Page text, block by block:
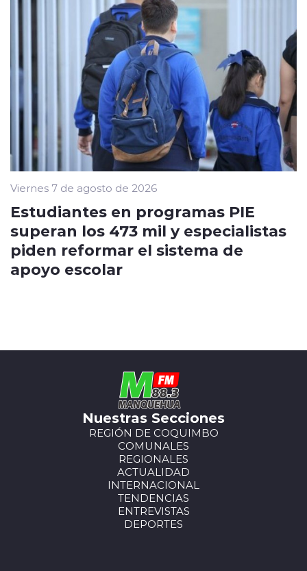
Viernes 7 de agosto de 2026
Estudiantes en programas PIE
superan los 473 mil y especialistas
piden reformar el sistema de
apoyo escolar
Nuestras Secciones
REGIÓN DE COQUIMBO
COMUNALES
REGIONALES
ACTUALIDAD
INTERNACIONAL
TENDENCIAS
ENTREVISTAS
DEPORTES